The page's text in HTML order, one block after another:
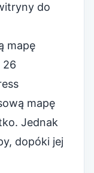
do
mapę
26
mapę
Jednak
dopóki jej